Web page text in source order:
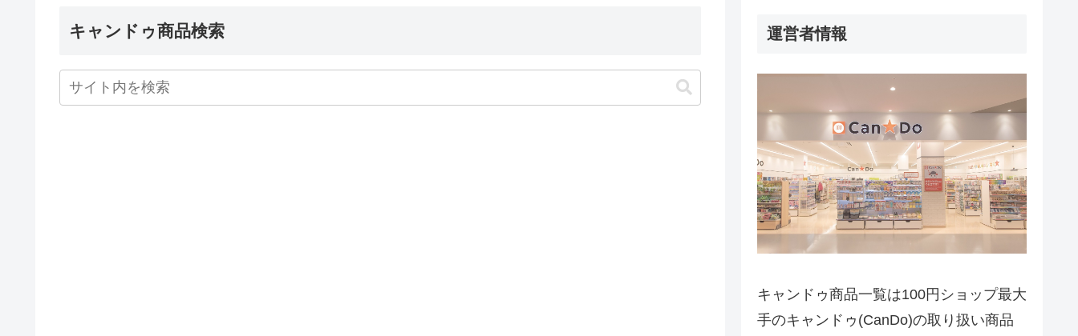
キャンドゥ商品検索 運営者情報
キャンドゥ商品一覧は100円ショップ最大
手のキャンドゥ(CanDo)の取り扱い商品